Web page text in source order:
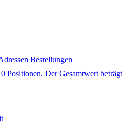
Bestellungen
Positionen. Der Gesamtwert beträgt